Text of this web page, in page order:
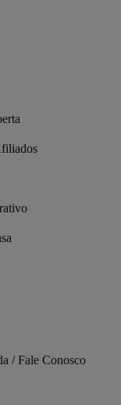
/ Fale Conosco